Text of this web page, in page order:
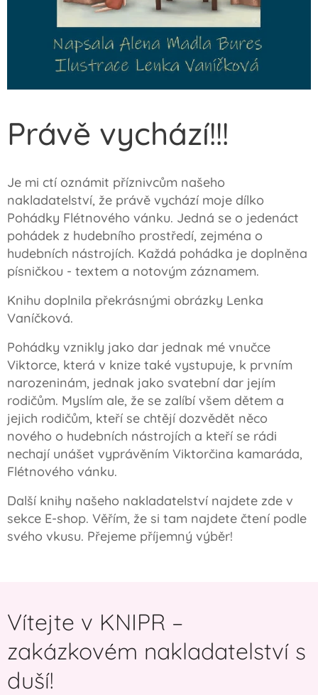
Právě vychází!!!
Je mi ctí oznámit příznivcům našeho
nakladatelství, že právě vychází moje dílko
Pohádky Flétnového vánku. Jedná se o jedenáct
pohádek z hudebního prostředí, zejména o
hudebních nástrojích. Každá pohádka je doplněna
písničkou - textem a notovým záznamem.
Knihu doplnila překrásnými obrázky Lenka
Vaníčková.
Pohádky vznikly jako dar jednak mé vnučce
Viktorce, která v knize také vystupuje, k prvním
narozeninám, jednak jako svatební dar jejím
rodičům. Myslím ale, že se zalíbí všem dětem a
jejich rodičům, kteří se chtějí dozvědět něco
nového o hudebních nástrojích a kteří se rádi
nechají unášet vyprávěním Viktorčina kamaráda,
Flétnového vánku.
Další knihy našeho nakladatelství najdete zde v
sekce E-shop. Věřím, že si tam najdete čtení podle
svého vkusu. Přejeme příjemný výběr!
Vítejte v KNIPR –
zakázkovém nakladatelství s
duší!